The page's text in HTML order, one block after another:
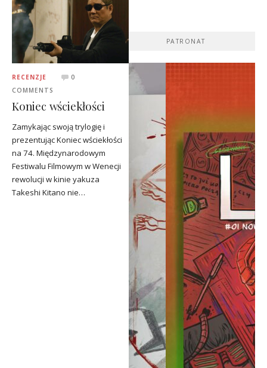
RECENZJE
0
COMMENTS
Koniec wściekłości
Zamykając swoją trylogię i
prezentując Koniec wściekłości
na 74. Międzynarodowym
Festiwalu Filmowym w Wenecji
rewolucji w kinie yakuza
Takeshi Kitano nie…
PATRONAT